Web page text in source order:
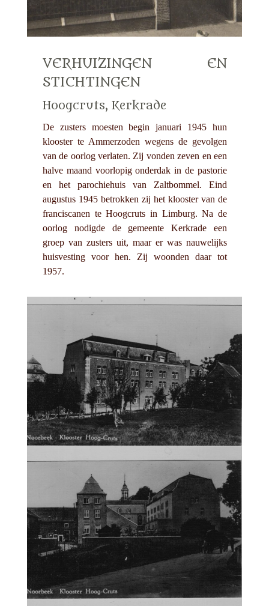
VERHUIZINGEN EN
STICHTINGEN
Hoogcruts, Kerkrade
De zusters moesten begin januari 1945 hun
klooster te Ammerzoden wegens de gevolgen
van de oorlog verlaten. Zij vonden zeven en een
halve maand voorlopig onderdak in de pastorie
en het parochiehuis van Zaltbommel. Eind
augustus 1945 betrokken zij het klooster van de
franciscanen te Hoogcruts in Limburg. Na de
oorlog nodigde de gemeente Kerkrade een
groep van zusters uit, maar er was nauwelijks
huisvesting voor hen. Zij woonden daar tot
1957.